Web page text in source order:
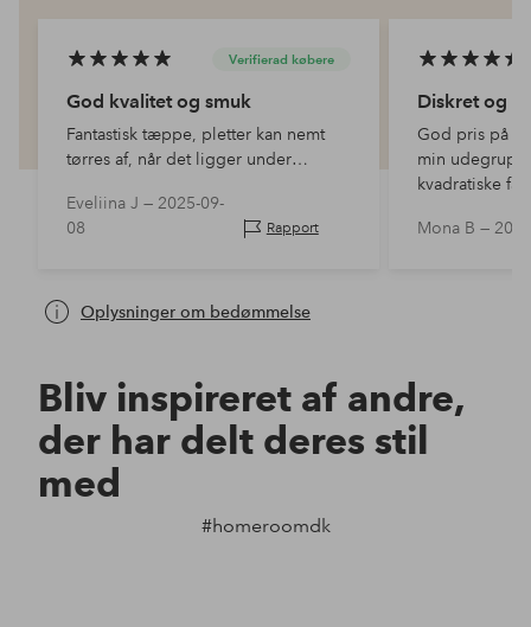
Verifierad købere
God kvalitet og smuk
Fantastisk tæppe, pletter kan nemt
tørres af, når det ligger under
Eveliina J — 2025-09-
08
Rapport
Diskret og
God pris på
min
kvadratiske
Mona B —
Oplysninger om bedømmelse
Bliv inspireret af andre,
der har delt deres stil
med
#homeroomdk